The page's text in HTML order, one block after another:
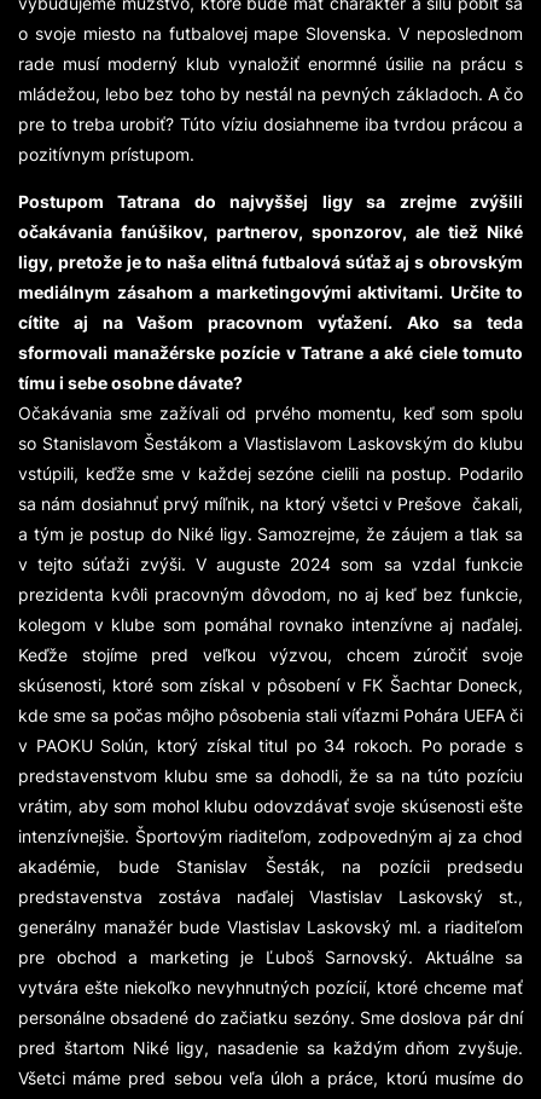
o svoje miesto na futbalovej mape Slovenska. V neposlednom
rade musí moderný klub vynaložiť enormné úsilie na prácu s
mládežou, lebo bez toho by nestál na pevných základoch. A čo
pre to treba urobiť? Túto víziu dosiahneme iba tvrdou prácou a
pozitívnym prístupom.
Postupom Tatrana do najvyššej ligy sa zrejme zvýšili
očakávania fanúšikov, partnerov, sponzorov, ale tiež Niké
ligy, pretože je to naša elitná futbalová súťaž aj s obrovským
mediálnym zásahom a marketingovými aktivitami. Určite to
cítite aj na Vašom pracovnom vyťažení. Ako sa teda
sformovali manažérske pozície v Tatrane a aké ciele tomuto
tímu i sebe osobne dávate?
Očakávania sme zažívali od prvého momentu, keď som spolu
so Stanislavom Šestákom a Vlastislavom Laskovským do klubu
vstúpili, keďže sme v každej sezóne cielili na postup. Podarilo
sa nám dosiahnuť prvý míľnik, na ktorý všetci v Prešove čakali,
a tým je postup do Niké ligy. Samozrejme, že záujem a tlak sa
v tejto súťaži zvýši. V auguste 2024 som sa vzdal funkcie
prezidenta kvôli pracovným dôvodom, no aj keď bez funkcie,
kolegom v klube som pomáhal rovnako intenzívne aj naďalej.
Keďže stojíme pred veľkou výzvou, chcem zúročiť svoje
skúsenosti, ktoré som získal v pôsobení v FK Šachtar Doneck,
kde sme sa počas môjho pôsobenia stali víťazmi Pohára UEFA či
v PAOKU Solún, ktorý získal titul po 34 rokoch. Po porade s
predstavenstvom klubu sme sa dohodli, že sa na túto pozíciu
vrátim, aby som mohol klubu odovzdávať svoje skúsenosti ešte
intenzívnejšie. Športovým riaditeľom, zodpovedným aj za chod
akadémie, bude Stanislav Šesták, na pozícii predsedu
predstavenstva zostáva naďalej Vlastislav Laskovský st.,
generálny manažér bude Vlastislav Laskovský ml. a riaditeľom
pre obchod a marketing je Ľuboš Sarnovský. Aktuálne sa
vytvára ešte niekoľko nevyhnutných pozícií, ktoré chceme mať
personálne obsadené do začiatku sezóny. Sme doslova pár dní
pred štartom Niké ligy, nasadenie sa každým dňom zvyšuje.
Všetci máme pred sebou veľa úloh a práce, ktorú musíme do